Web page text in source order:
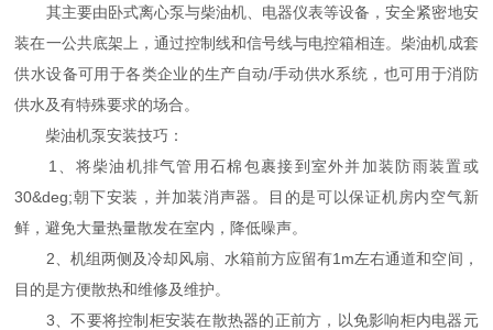
其主要由卧式离心泵与柴油机、电器仪表等设备，安全紧密地安
装在一公共底架上，通过控制线和信号线与电控箱相连。柴油机成套
供水设备可用于各类企业的生产自动/手动供水系统，也可用于消防
供水及有特殊要求的场合。
柴油机泵安装技巧：
1、将柴油机排气管用石棉包裹接到室外并加装防雨装置或
30&deg;朝下安装，并加装消声器。目的是可以保证机房内空气新
鲜，避免大量热量散发在室内，降低噪声。
2、机组两侧及冷却风扇、水箱前方应留有1m左右通道和空间，
目的是方便散热和维修及维护。
3、不要将控制柜安装在散热器的正前方，以免影响柜内电器元